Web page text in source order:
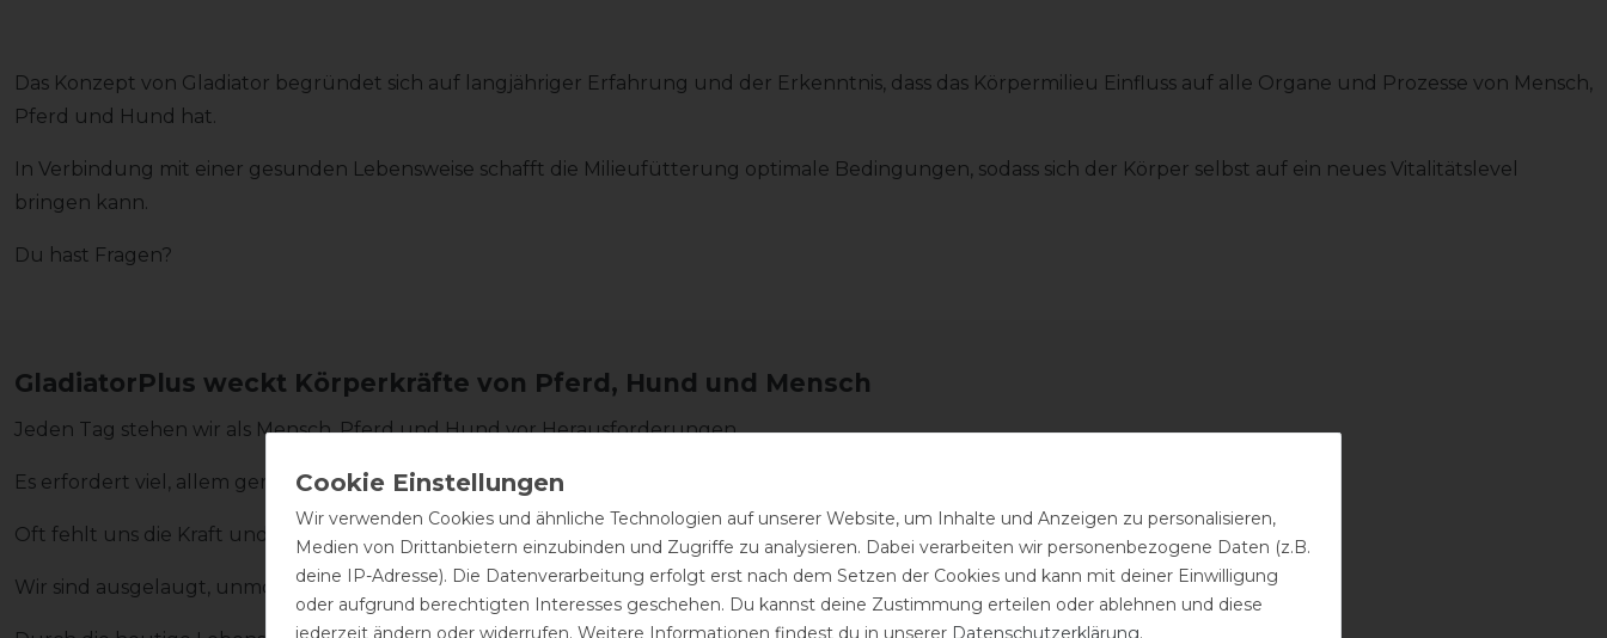
Das Konzept von Gladiator begründet sich auf langjähriger Erfahrung und der Erkenntnis, dass das Körpermilieu Einfluss auf alle Organe und Prozesse von Mensch,
Pferd und Hund hat.
In Verbindung mit einer gesunden Lebensweise schafft die Milieufütterung optimale Bedingungen, sodass sich der Körper selbst auf ein neues Vitalitätslevel
bringen kann.
Du hast Fragen?
GladiatorPlus weckt Körperkräfte von Pferd, Hund und Mensch
Jeden Tag stehen wir als Mensch, Pferd und Hund vor Herausforderungen.
Es erfordert viel, allem gerecht zu werden.
Oft fehlt uns die Kraft und Energie für Lebensfreude.
Wir sind ausgelaugt, unmotiviert und brauchen Pause.
Wir verwenden Cookies und ähnliche Technologien auf unserer Website, um Inhalte und Anzeigen zu personalisieren,
Medien von Drittanbietern einzubinden und Zugriffe zu analysieren. Dabei verarbeiten wir personenbezogene Daten (z.B.
deine IP-Adresse). Die Datenverarbeitung erfolgt erst nach dem Setzen der Cookies und kann mit deiner Einwilligung
oder aufgrund berechtigten Interesses geschehen. Du kannst deine Zustimmung erteilen oder ablehnen und diese
jederzeit ändern oder widerrufen. Weitere Informationen findest du in unserer Daten­schutz­erklärung.